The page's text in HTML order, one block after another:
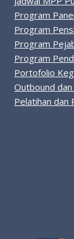
Program
Program
Program
Program
Portofolio
Outbound dan
Pelatihan dan